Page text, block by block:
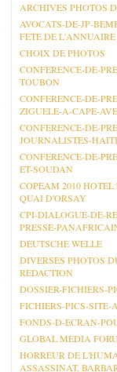
ARCHIVES PHOTOS
AVOCATS-DE-JP-
FETE DE
CHOIX DE PHOTOS
CONFERENCE-DE-
TOUBON
CONFERENCE-DE-
ZIGUELE-A-CAPE-
CONFERENCE-DE-
JOURNALISTES-
CONFERENCE-DE-
ET-SOUDAN
COPEAM 2010
QUAI D'ORSAY
CPI-DIALOGUE-DE-
PRESSE-
DEUTSCHE WELLE
DIVERSES PHOTOS
REDACTION
DOSSIER-FICHIERS-
FICHIERS-PICS-SITE-
FONDS-D-ECRAN-
GLOBAL MEDIA
HORREUR DE
ASSASSINAT,